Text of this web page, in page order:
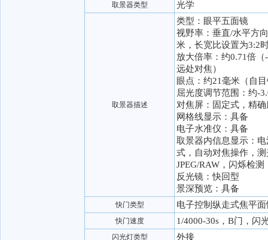
取景器类型 光学
取景器描述
类型：眼平五面镜
视野率：垂直/水平方
米，长宽比设置为3:2
放大倍率：约0.71倍
远处对焦）
眼点：约21毫米（自
屈光度调节范围：约-
对焦屏：固定式，精
网格线显示：具备
电子水准仪：具备
取景器内信息显示：
式，自动对焦操作，
JPEG/RAW，闪烁检
反光镜：快回型
景深预览：具备
快门类型 电子控制纵走式焦平
快门速度 1/4000-30s，B门，闪
闪光灯类型 外接